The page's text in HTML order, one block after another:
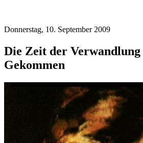
Donnerstag, 10. September 2009
Die Zeit der Verwandlung
Gekommen